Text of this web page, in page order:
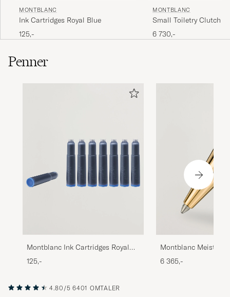
MONTBLANC
Ink Cartridges Royal Blue
125,-
MONTBLANC
Small Toiletry Clutch
Leather Black
6 730,-
Penner
Montblanc Ink Cartridges Royal
Blue
125,-
Montblanc
Coated Midsize
6 365,-
4.80/5 6401 OMTALER